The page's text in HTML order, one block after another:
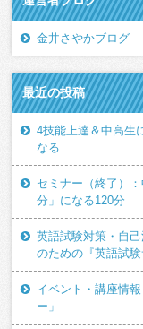
金井さやかブログ
最近の投稿
4技能上達＆中高生
なる
セミナー（終了）
分」になる120分
英語試験対策・自
のための『英語試験
イベント・講座情
ー」